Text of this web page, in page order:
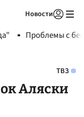
Новости
Проблемы с
ТВЗ
Аляски